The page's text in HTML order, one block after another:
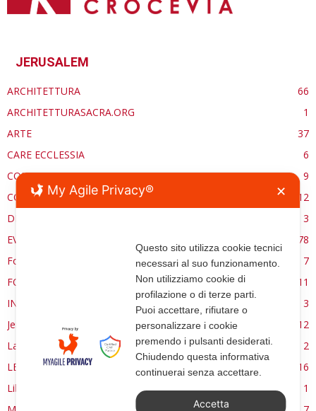
JERUSALEM
ARCHITETTURA
66
ARCHITETTURASACRA.ORG
1
ARTE
37
CARE ECCLESSIA
6
CONSERVAZIONE
9
CONTROCANTO
12
DE RE AEDIFICATORIA
3
EVENTI
78
Forma, spazio e ordine
7
FORMAZIONE
11
INTERVIEW
3
Jerusalem
12
La Materia e l'Immagine
2
LETTURE
16
Libri
1
My Agile Privacy® ✕
Questo sito utilizza cookie tecnici
necessari al suo funzionamento.
Non utilizziamo cookie di
profilazione o di terze parti.
Puoi accettare, rifiutare o
personalizzare i cookie
premendo i pulsanti desiderati.
Chiudendo questa informativa
continuerai senza accettare.
Accetta